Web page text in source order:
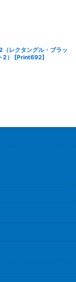
レクタングル・ブラッ
）
[Print692]